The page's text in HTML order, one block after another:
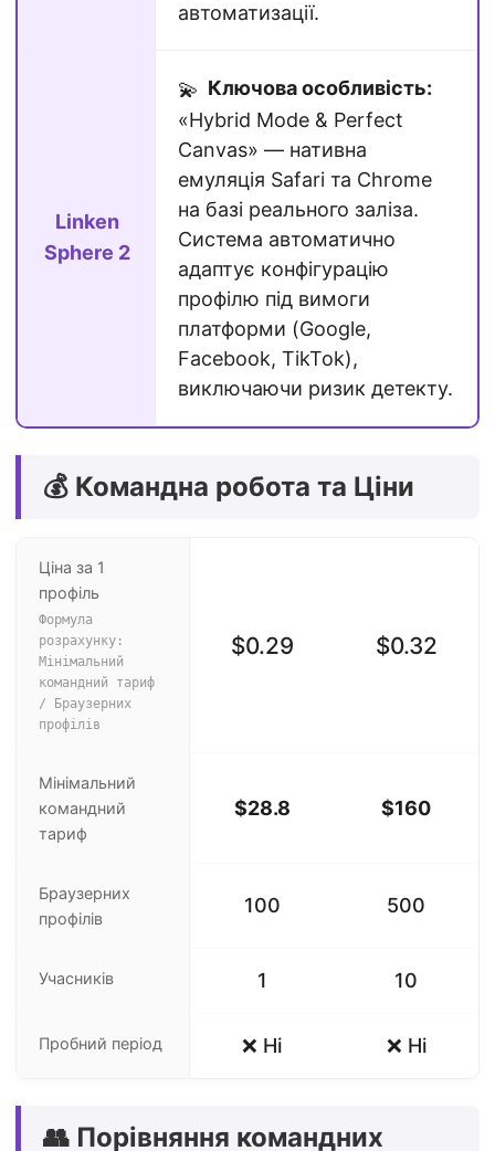
автоматизації.
Linken
Sphere 2
💫 Ключова особливість:
«Hybrid Mode & Perfect
Canvas» — нативна
емуляція Safari та Chrome
на базі реального заліза.
Система автоматично
адаптує конфігурацію
профілю під вимоги
платформи (Google,
Facebook, TikTok),
виключаючи ризик детекту.
💰 Командна робота та Ціни
Ціна за 1
профіль
Формула
розрахунку:
Мінімальний
командний тариф
/ Браузерних
профілів
$0.29 $0.32
Мінімальний
командний
тариф
$28.8 $160
Браузерних
профілів
100 500
Учасників 1 10
Пробний період ❌ Ні ❌ Ні
👥 Порівняння командних